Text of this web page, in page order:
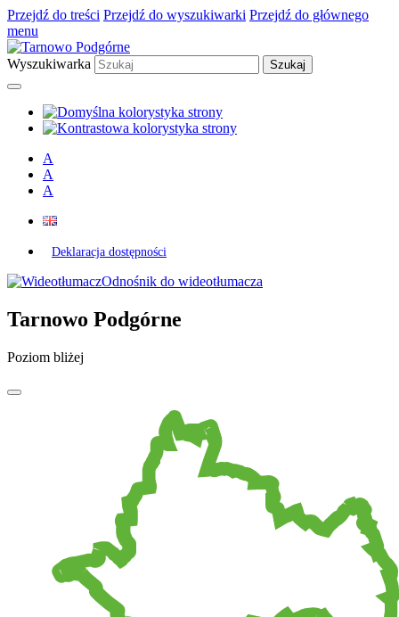
Przejdź do treści Przejdź do wyszukiwarki Przejdź do głównego
menu
Wyszukiwarka
A
A
A
Deklaracja dostępności
Odnośnik do wideotłumacza
Tarnowo Podgórne
Poziom bliżej